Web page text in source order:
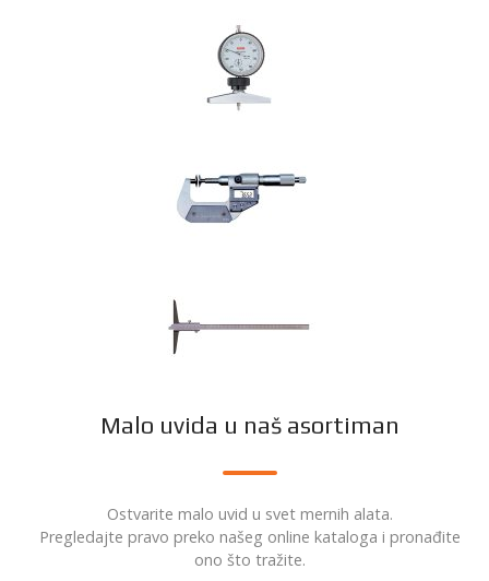
Malo uvida u naš asortiman
Ostvarite malo uvid u svet mernih alata.
Pregledajte pravo preko našeg online kataloga i pronađite
ono što tražite.